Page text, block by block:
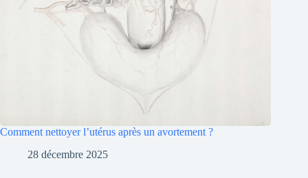
Comment nettoyer l’utérus après un avortement ?
28 décembre 2025